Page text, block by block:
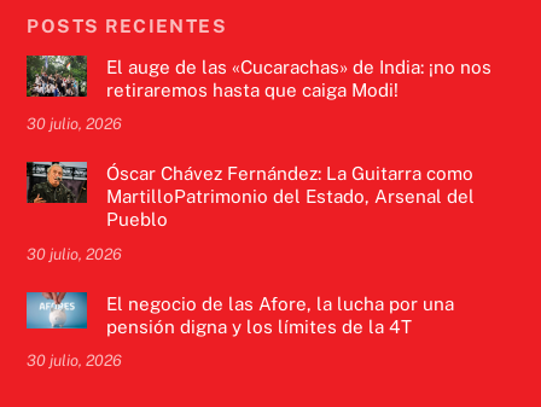
POSTS RECIENTES
El auge de las «Cucarachas» de India: ¡no nos
retiraremos hasta que caiga Modi!
30 julio, 2026
Óscar Chávez Fernández: La Guitarra como
MartilloPatrimonio del Estado, Arsenal del
Pueblo
30 julio, 2026
El negocio de las Afore, la lucha por una
pensión digna y los límites de la 4T
30 julio, 2026